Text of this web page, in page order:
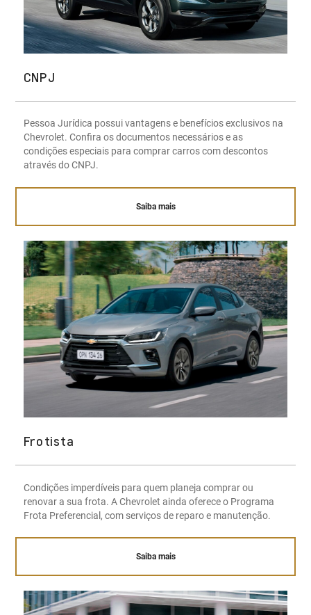
CNPJ
Pessoa Jurídica possui vantagens e benefícios exclusivos na
Chevrolet. Confira os documentos necessários e as
condições especiais para comprar carros com descontos
através do CNPJ.
Saiba mais
Frotista
Condições imperdíveis para quem planeja comprar ou
renovar a sua frota. A Chevrolet ainda oferece o Programa
Frota Preferencial, com serviços de reparo e manutenção.
Saiba mais